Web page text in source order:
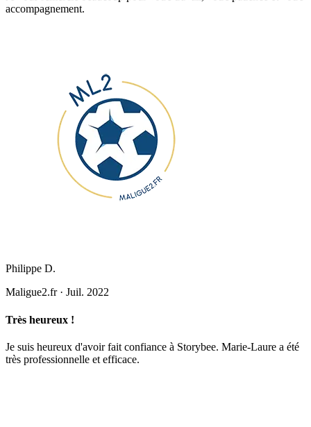
accompagnement.
Philippe D.
Maligue2.fr· Juil. 2022
Très heureux !
Je suis heureux d'avoir fait confiance à Storybee. Marie-Laure a été
très professionnelle et efficace.